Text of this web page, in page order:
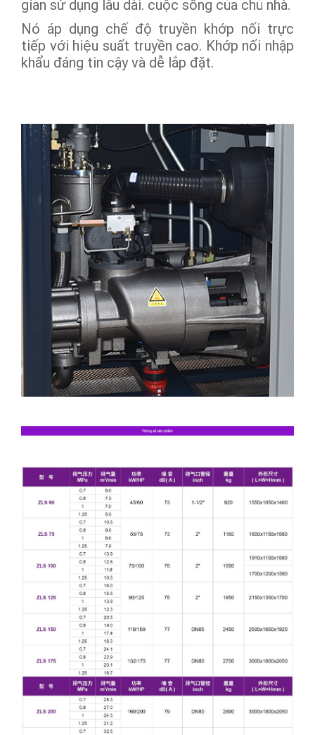
gian sử dụng lâu dài. cuộc sống của chủ nhà.
Nó áp dụng chế độ truyền khớp nối trực
tiếp với hiệu suất truyền cao. Khớp nối nhập
khẩu đáng tin cậy và dễ lắp đặt.